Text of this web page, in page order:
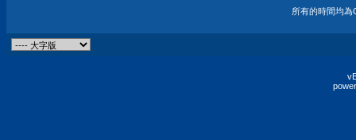
所有的時間均為